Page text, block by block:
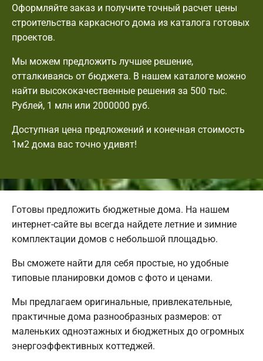
Оформляйте заказ и получите точный расчет цены
строительства каркасного дома из каталога готовых
проектов.
Мы можем предложить лучшее решение,
отталкиваясь от бюджета. В нашем каталоге можно
найти высококачественные решения за 500 тыс.
Рублей, 1 млн или 2000000 руб.
Доступная цена предложений и конечная стоимость
1м2 дома вас точно удивят!
Готовы предложить бюджетные дома. На нашем
интернет-сайте вы всегда найдете летние и зимние
комплектации домов с небольшой площадью.
Вы сможете найти для себя простые, но удобные
типовые планировки домов с фото и ценами.
Мы предлагаем оригинальные, привлекательные,
практичные дома разнообразных размеров: от
маленьких одноэтажных и бюджетных до огромных
энергоэффективных коттеджей.